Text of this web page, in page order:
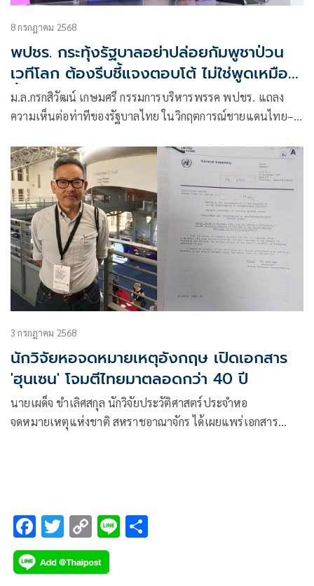
8 กรกฎาคม 2568
พปชร. กระทุ้งรัฐบาลอย่าปล่อยกัมพูชาป่วน
เวทีโลก ต้องรีบชี้แจงตอบโต้ ไม่ใช่พูดเหมือน
น้ำท่วมปาก
ม.ล.กรกสิวัฒน์ เกษมศรี กรรมการบริหารพรรค พปชร. แถลง
ความเห็นต่อท่าทีของรัฐบาลไทย ในวิกฤตการณ์ชายแดนไทย–
กัมพูชาเพื่อปกป้องเกียรติภูมิของชาติ
3 กรกฎาคม 2568
นักวิจัยหอจดหมายเหตุอังกฤษ เปิดเอกสาร
'ฮุนเซน' โจมตีไทยมาตลอดกว่า 40 ปี
นายเผด็จ ขำเลิศสกุล นักวิจัยประวัติศาสตร์ประจำหอ
จดหมายเหตุแห่งชาติ สหราชอาณาจักร ได้เผยแพร่เอกสาร
F
ac
e
T
wi
tt
C
o
p
Li